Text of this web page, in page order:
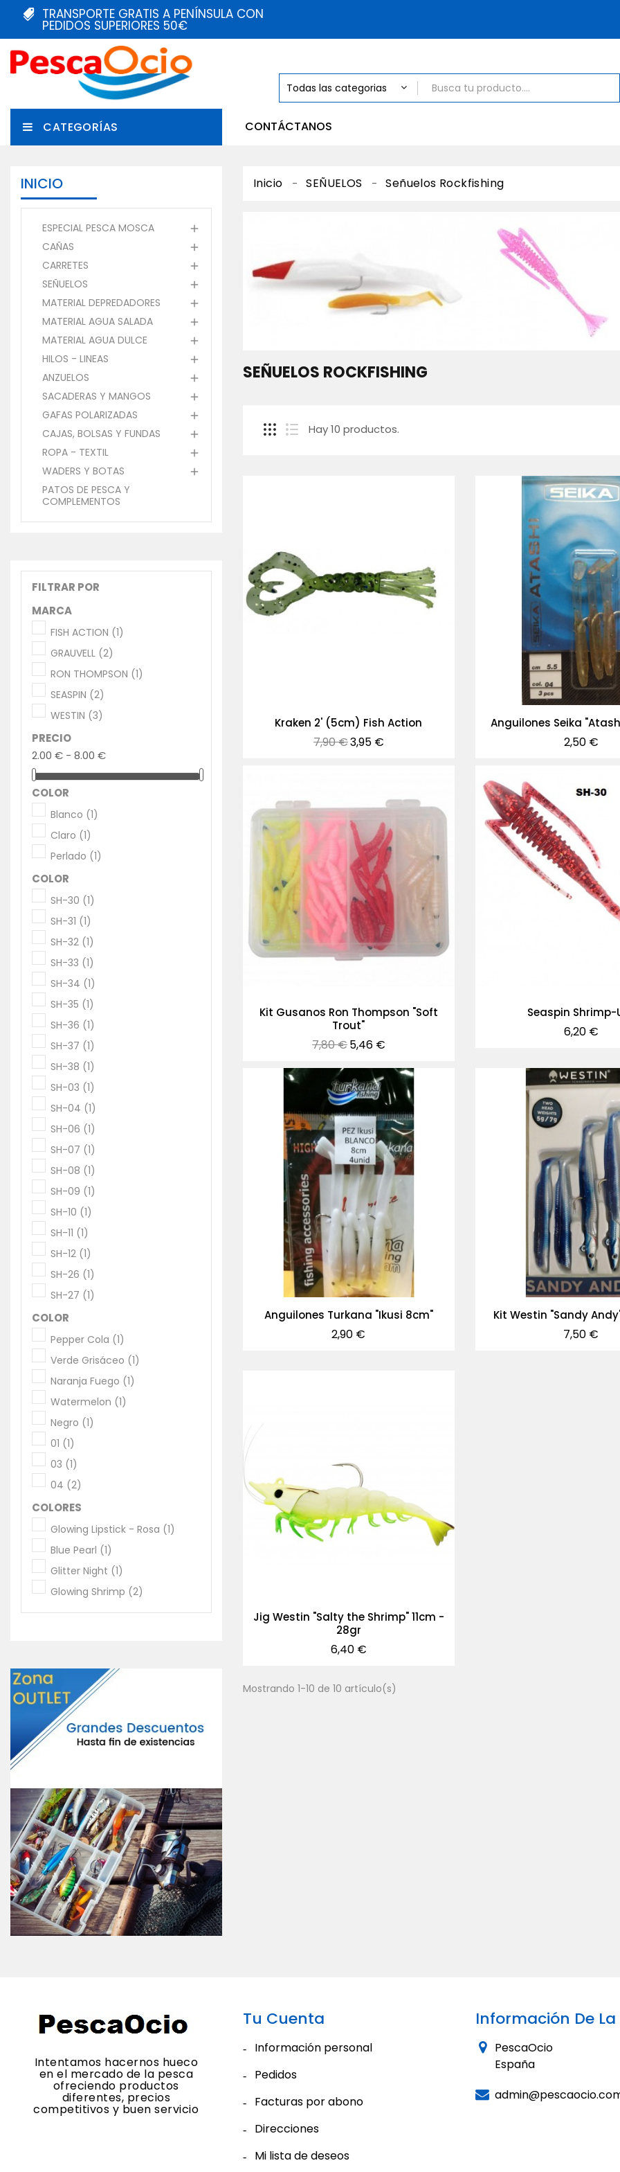
TRANSPORTE GRATIS A PENÍNSULA CON
PEDIDOS SUPERIORES 50€
CONTÁCTANOS
CATEGORÍAS
INICIO
ESPECIAL PESCA MOSCA 
CAÑAS 
CARRETES 
SEÑUELOS 
MATERIAL DEPREDADORES 
MATERIAL AGUA SALADA 
MATERIAL AGUA DULCE 
HILOS - LINEAS 
ANZUELOS 
SACADERAS Y MANGOS 
GAFAS POLARIZADAS 
CAJAS, BOLSAS Y FUNDAS 
ROPA - TEXTIL 
WADERS Y BOTAS 
PATOS DE PESCA Y
COMPLEMENTOS
FILTRAR POR
MARCA
FISH ACTION (1)
GRAUVELL (2)
RON THOMPSON (1)
SEASPIN (2)
WESTIN (3)
PRECIO
2.00 € - 8.00 €
COLOR
Blanco (1)
Claro (1)
Perlado (1)
COLOR
SH-30 (1)
SH-31 (1)
SH-32 (1)
SH-33 (1)
SH-34 (1)
SH-35 (1)
SH-36 (1)
SH-37 (1)
SH-38 (1)
SH-03 (1)
SH-04 (1)
SH-06 (1)
SH-07 (1)
SH-08 (1)
SH-09 (1)
SH-10 (1)
SH-11 (1)
SH-12 (1)
SH-26 (1)
SH-27 (1)
COLOR
Pepper Cola (1)
Verde Grisáceo (1)
Naranja Fuego (1)
Watermelon (1)
Negro (1)
01 (1)
03 (1)
04 (2)
COLORES
Glowing Lipstick - Rosa (1)
Blue Pearl (1)
Glitter Night (1)
Glowing Shrimp (2)
Inicio SEÑUELOS Señuelos Rockfishing
SEÑUELOS ROCKFISHING
Hay 10 productos.
Kraken 2' (5cm) Fish Action
Precio
normal
7,90 €Precio
3,95 €
Anguilones Seika
Precio
2,50 €
Kit Gusanos Ron Thompson "Soft
Trout"
Precio
normal
7,80 €Precio
5,46 €
Seaspin Shrimp-
Precio
6,20 €
Anguilones Turkana "Ikusi 8cm"
Precio
2,90 €
Kit Westin "Sandy
Precio
7,50 €
Jig Westin "Salty the Shrimp" 11cm -
28gr
Precio
6,40 €
Mostrando 1-10 de 10 artículo(s)
Intentamos hacernos hueco
en el mercado de la pesca
ofreciendo productos
diferentes, precios
competitivos y buen servicio
Tu Cuenta
Información personal
Pedidos
Facturas por abono
Direcciones
Mi lista de deseos
Información De
PescaOcio
España